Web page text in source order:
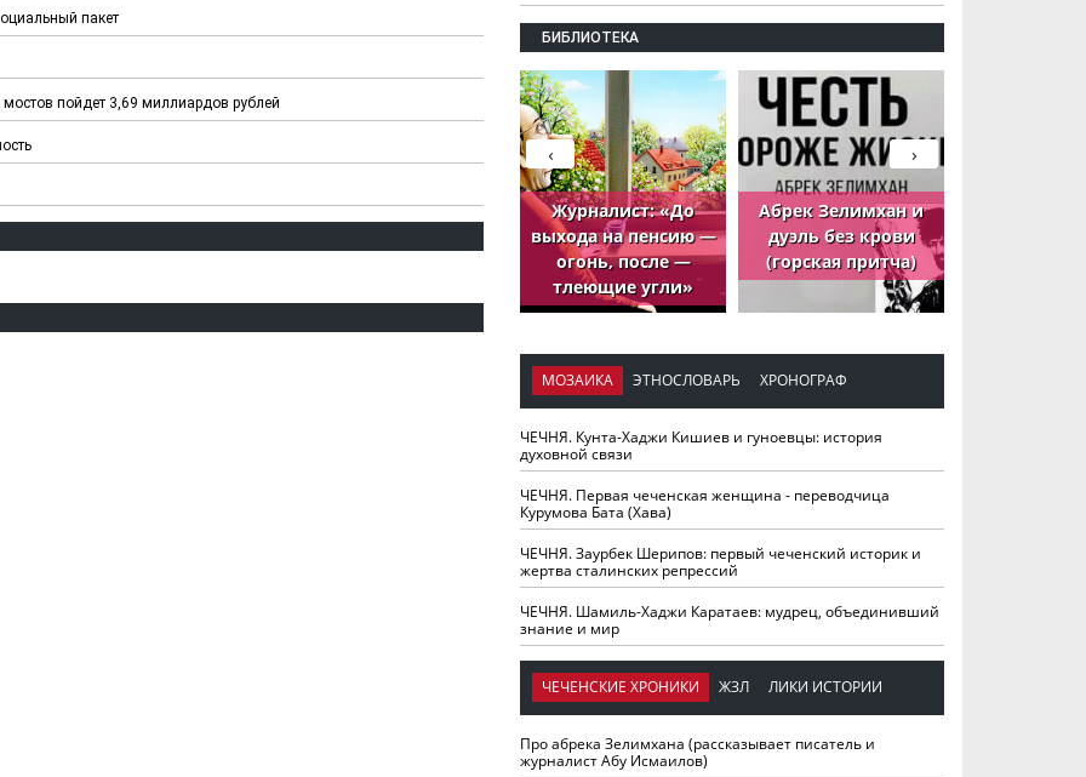
пакет
пойдет 3,69 миллиардов рублей
БИБЛИОТЕКА
ЧЕЧНЯ. Обарг Варин
ЧЕЧНЯ. Хьаьжин
Журналист: «До
выхода на пенсию —
огонь, после —
тлеющие угли»
Абрек Зелимхан и
дуэль без крови
(горская притча)
›
‹
МОЗАИКА ЭТНОСЛОВАРЬ ХРОНОГРАФ
ЧЕЧНЯ. Кунта-Хаджи Кишиев и гуноевцы: история
духовной связи
ЧЕЧНЯ. Первая чеченская женщина - переводчица
Курумова Бата (Хава)
ЧЕЧНЯ. Заурбек Шерипов: первый чеченский историк и
жертва сталинских репрессий
ЧЕЧНЯ. Шамиль-Хаджи Каратаев: мудрец, объединивший
знание и мир
ЧЕЧЕНСКИЕ ХРОНИКИ ЖЗЛ ЛИКИ ИСТОРИИ
Про абрека Зелимхана (рассказывает писатель и
журналист Абу Исмаилов)